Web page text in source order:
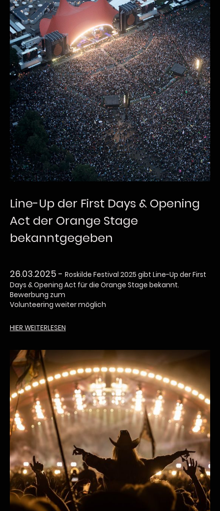
Line-Up der First Days & Opening
Act der Orange Stage
bekanntgegeben
26.03.2025 - Roskilde Festival 2025 gibt Line-Up der First
Days & Opening Act für die Orange Stage bekannt.
Bewerbung zum
Volunteering weiter möglich
HIER WEITERLESEN